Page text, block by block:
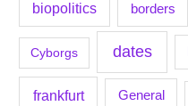
biopolitics borders
Cyborgs dates
frankfurt General